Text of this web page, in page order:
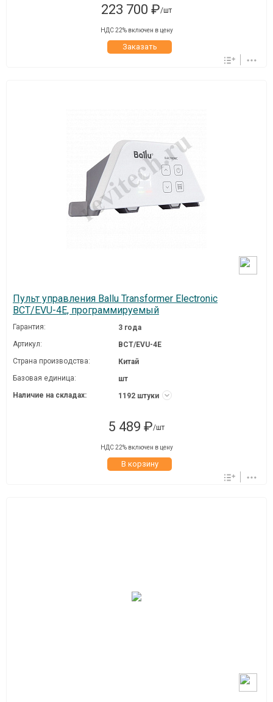
223 700 ₽/шт
НДС 22% включен в цену
Заказать
Пульт управления Ballu Transformer Electronic
BCT/EVU-4E, программируемый
Гарантия:
3 года
Артикул:
BCT/EVU-4E
Страна производства:
Китай
Базовая единица:
шт
Наличие на складах:
1192 штуки
5 489 ₽/шт
НДС 22% включен в цену
В корзину